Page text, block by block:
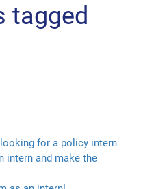
tagged
looking for a policy intern
intern and make the